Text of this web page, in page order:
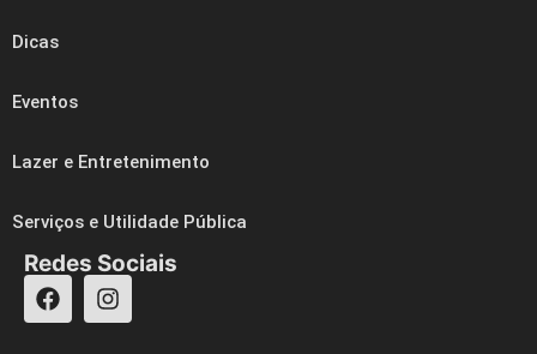
Dicas
Eventos
Lazer e Entretenimento
Serviços e Utilidade Pública
Redes Sociais